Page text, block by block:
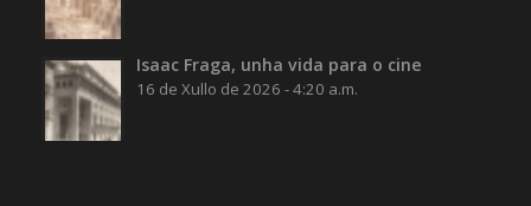
Isaac Fraga, unha vida para o cine
16 de Xullo de 2026 - 4:20 a.m.